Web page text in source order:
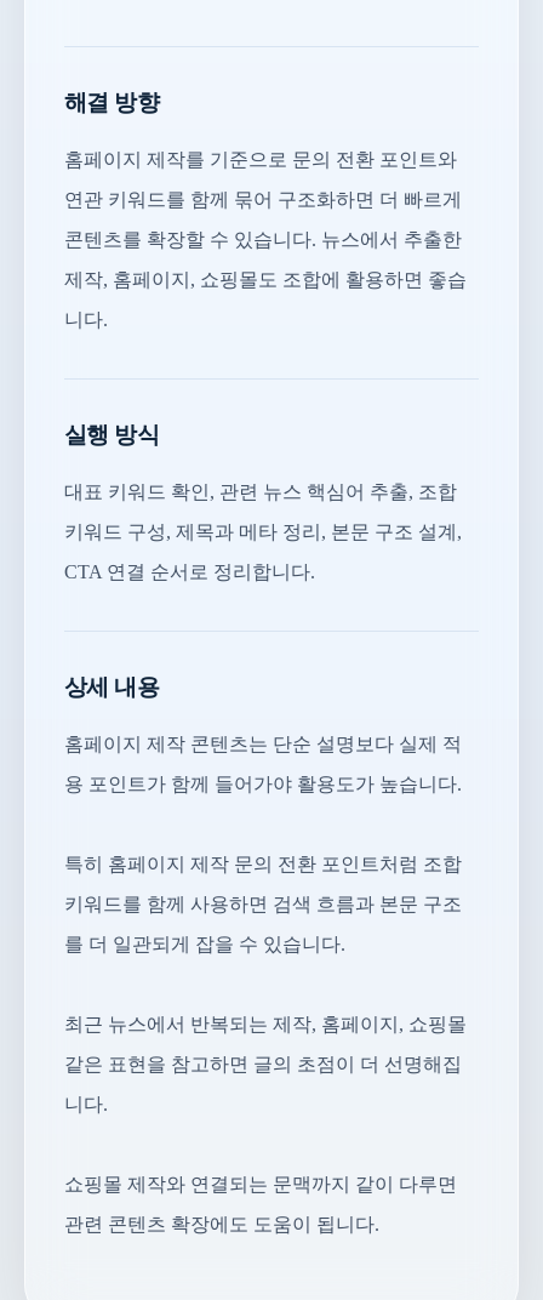
해결 방향
홈페이지 제작를 기준으로 문의 전환 포인트와
연관 키워드를 함께 묶어 구조화하면 더 빠르게
콘텐츠를 확장할 수 있습니다. 뉴스에서 추출한
제작, 홈페이지, 쇼핑몰도 조합에 활용하면 좋습
니다.
실행 방식
대표 키워드 확인, 관련 뉴스 핵심어 추출, 조합
키워드 구성, 제목과 메타 정리, 본문 구조 설계,
CTA 연결 순서로 정리합니다.
상세 내용
홈페이지 제작 콘텐츠는 단순 설명보다 실제 적
용 포인트가 함께 들어가야 활용도가 높습니다.
특히 홈페이지 제작 문의 전환 포인트처럼 조합
키워드를 함께 사용하면 검색 흐름과 본문 구조
를 더 일관되게 잡을 수 있습니다.
최근 뉴스에서 반복되는 제작, 홈페이지, 쇼핑몰
같은 표현을 참고하면 글의 초점이 더 선명해집
니다.
쇼핑몰 제작와 연결되는 문맥까지 같이 다루면
관련 콘텐츠 확장에도 도움이 됩니다.